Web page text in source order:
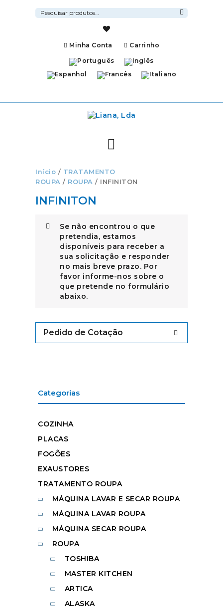
Pesquisar
por:
Minha Conta Carrinho
Início / TRATAMENTO
ROUPA / ROUPA / INFINITON
INFINITON
Se não encontrou o que
pretendia, estamos
disponíveis para receber a
sua solicitação e responder
no mais breve prazo. Por
favor informe-nos sobre o
que pretende no formulário
abaixo.
Pedido de Cotação
Categorias
COZINHA
PLACAS
FOGÕES
EXAUSTORES
TRATAMENTO ROUPA
MÁQUINA LAVAR E SECAR ROUPA
MÁQUINA LAVAR ROUPA
MÁQUINA SECAR ROUPA
ROUPA
TOSHIBA
MASTER KITCHEN
ARTICA
ALASKA